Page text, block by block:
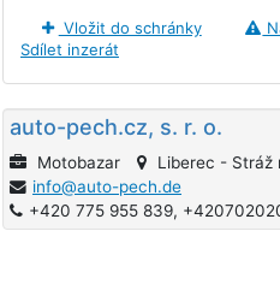
Vložit do schránky
Sdílet inzerát
auto-pech.cz, s. r. o.
Motobazar
Liberec - Stráž
info@auto-pech.de
+420 775 955 839,